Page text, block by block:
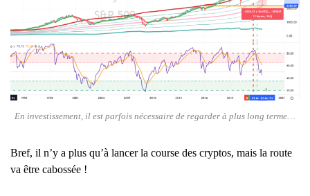
En investissement, il est parfois nécessaire de regarder à plus long terme…
Bref, il n’y a plus qu’à lancer la course des cryptos, mais la route
va être cabossée !